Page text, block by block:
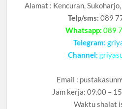
Alamat : Kencuran,
Telp/sms: 089
Whatsapp: 089
Telegram:
Channel:
Email :
Jam kerja: 09.00 –
Waktu shalat